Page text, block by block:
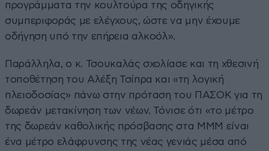
προγράμματα την κουλτούρα της οδηγικής
συμπεριφοράς με ελέγχους, ώστε να μην έχουμε
οδήγηση υπό την επήρεια αλκοόλ».
Παράλληλα, ο κ. Τσουκαλάς σχολίασε και τη χθεσινή
τοποθέτηση του Αλέξη Τσίπρα και «τη λογική
πλειοδοσίας» πάνω στην πρόταση του ΠΑΣΟΚ για τη
δωρεάν μετακίνηση των νέων. Τόνισε ότι «το μέτρο
της δωρεάν καθολικής πρόσβασης στα ΜΜΜ είναι
ένα μέτρο ελάφρυνσης της νέας γενιάς μέσα από